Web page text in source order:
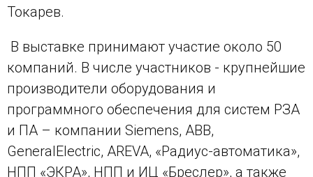
Токарев.
В выставке принимают участие около 50
компаний. В числе участников - крупнейшие
производители оборудования и
программного обеспечения для систем РЗА
и ПА – компании Siemens, ABB,
GeneralElectric, AREVA, «Радиус-автоматика»,
НПП «ЭКРА», НПП и ИЦ «Бреслер», а также